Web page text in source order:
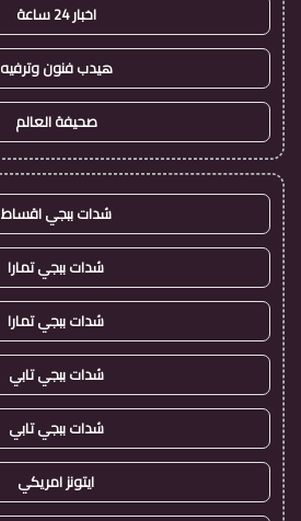
اخبار 24 ساعة
هيدب فنون وترفيه
صحيفة العالم
شدات ببجي اقساط
شدات ببجي تمارا
شدات ببجي تمارا
شدات ببجي تابي
شدات ببجي تابي
ايتونز امريكي